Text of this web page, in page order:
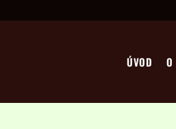
ÚVOD O